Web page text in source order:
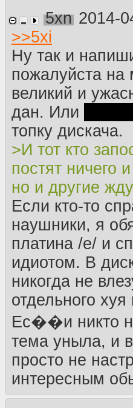
5xn 2014-
>>5xi
Ну так и
пожалуйста на
великий и
дан. Или
топку дискача.
>И тот кто
постят ничего
но и другие
Если кто-то
наушники, я
платина /e/ и
идиотом. В
никогда не
отдельного
Ес��и никто
тема уныла, и
просто не
интересным